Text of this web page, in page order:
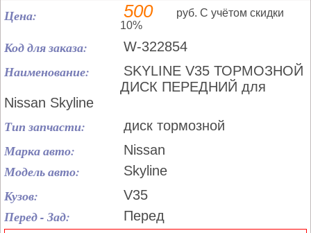
Цена: 500
руб. С учётом скидки
10%
Код для заказа: W-322854
Наименование:
SKYLINE V35 ТОРМОЗНОЙ
ДИСК ПЕРЕДНИЙ для
Nissan Skyline
Тип запчасти: диск тормозной
Марка авто: Nissan
Модель авто: Skyline
Кузов: V35
Перед - Зад: Перед